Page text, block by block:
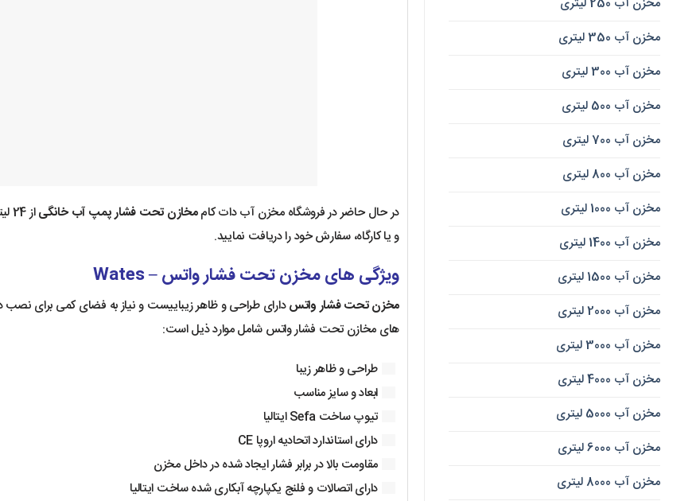
مخزن آب 350 لیتری
مخزن آب 300 لیتری
مخزن آب 500 لیتری
مخزن آب 700 لیتری
مخزن آب 800 لیتری
مخزن آب 1000 لیتری
مخزن آب 1400 لیتری
مخزن آب 1500 لیتری
مخزن آب 2000 لیتری
مخزن آب 3000 لیتری
مخزن آب 4000 لیتری
مخزن آب 5000 لیتری
مخزن آب 6000 لیتری
مخزن آب 8000 لیتری
در حال حاضر در فروشگاه مخزن آب دات کاممخازن تحت فشار پمپ آب خانگی
و یا کارگاه، سفارش خود را دریافت نمایید.
ویژگی های مخزن تحت فشار واتس – Wates
مخزن تحت فشار واتسدارای طراحی و ظاهر زیباییست و نیاز به فضای کمی برای نصب
های مخازن تحت فشار واتس شامل موارد ذیل است:
طراحی و ظاهر زیبا
ابعاد و سایز مناسب
تیوپ ساخت Sefa ایتالیا
دارای استاندارد اتحادیه اروپا CE
مقاومت بالا در برابر فشار ایجاد شده در داخل مخزن
دارای اتصالات و فلنج یکپارچه آبکاری شده ساخت ایتالیا